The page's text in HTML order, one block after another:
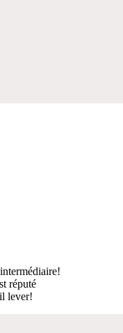
réputé
lever!